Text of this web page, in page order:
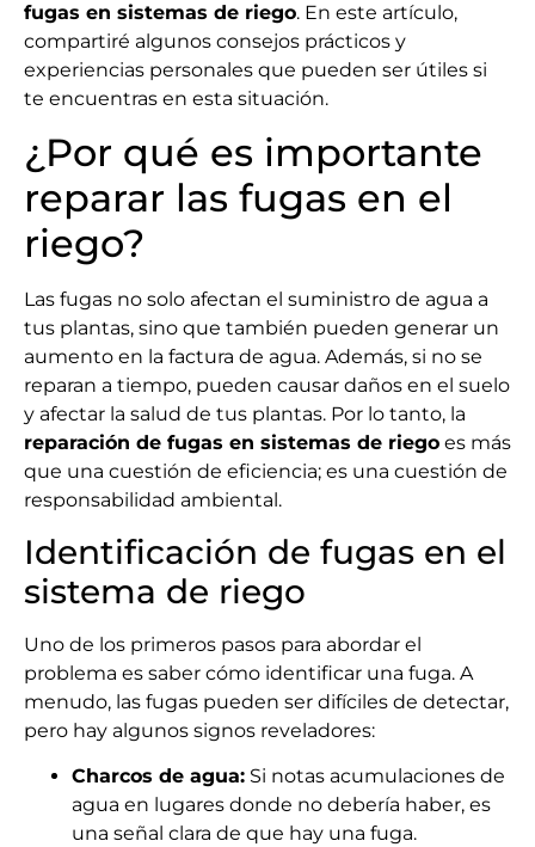
fugas en sistemas de riego. En este artículo,
compartiré algunos consejos prácticos y
experiencias personales que pueden ser útiles si
te encuentras en esta situación.
¿Por qué es importante
reparar las fugas en el
riego?
Las fugas no solo afectan el suministro de agua a
tus plantas, sino que también pueden generar un
aumento en la factura de agua. Además, si no se
reparan a tiempo, pueden causar daños en el suelo
y afectar la salud de tus plantas. Por lo tanto, la
reparación de fugas en sistemas de riego es más
que una cuestión de eficiencia; es una cuestión de
responsabilidad ambiental.
Identificación de fugas en el
sistema de riego
Uno de los primeros pasos para abordar el
problema es saber cómo identificar una fuga. A
menudo, las fugas pueden ser difíciles de detectar,
pero hay algunos signos reveladores:
Charcos de agua: Si notas acumulaciones de
agua en lugares donde no debería haber, es
una señal clara de que hay una fuga.